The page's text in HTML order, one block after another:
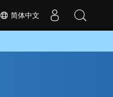
简体中文